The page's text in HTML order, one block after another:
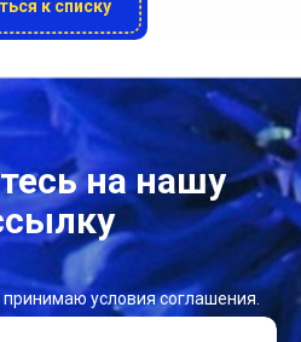
к списку
на нашу
условия соглашения.